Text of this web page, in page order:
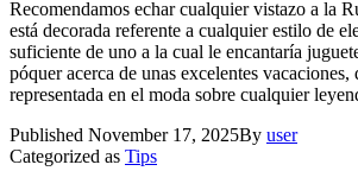
Recomendamos echar cualquier vistazo a la
está decorada referente a cualquier estilo de
suficiente de uno a la cual le encantaría
póquer acerca de unas excelentes vacaciones,
representada en el moda sobre cualquier
Published November 17, 2025By user
Categorized as Tips